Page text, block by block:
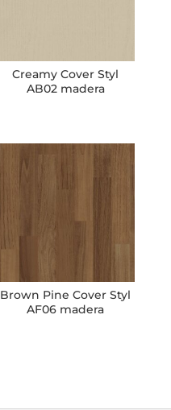
Creamy Cover Styl
AB02 madera
Brown Pine Cover Styl
AF06 madera